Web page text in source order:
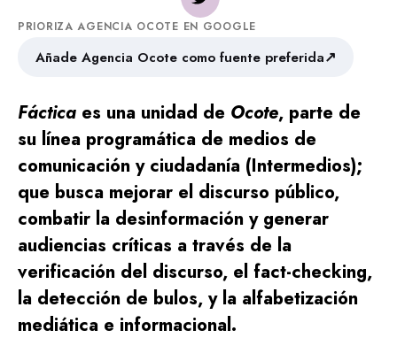
PRIORIZA AGENCIA OCOTE EN GOOGLE
Añade Agencia Ocote como fuente preferida↗
Fáctica es una unidad de Ocote, parte de
su línea programática de medios de
comunicación y ciudadanía (Intermedios);
que busca mejorar el discurso público,
combatir la desinformación y generar
audiencias críticas a través de la
verificación del discurso, el fact-checking,
la detección de bulos, y la alfabetización
mediática e informacional.